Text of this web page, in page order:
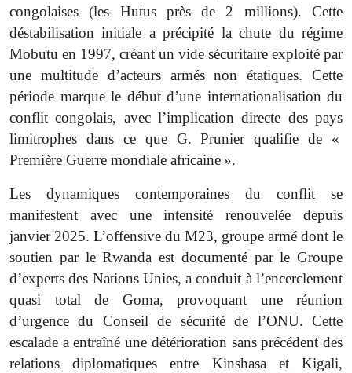
congolaises (les Hutus près de 2 millions). Cette
déstabilisation initiale a précipité la chute du régime
Mobutu en 1997, créant un vide sécuritaire exploité par
une multitude d’acteurs armés non étatiques. Cette
période marque le début d’une internationalisation du
conflit congolais, avec l’implication directe des pays
limitrophes dans ce que G. Prunier qualifie de «
Première Guerre mondiale africaine ».
Les dynamiques contemporaines du conflit se
manifestent avec une intensité renouvelée depuis
janvier 2025. L’offensive du M23, groupe armé dont le
soutien par le Rwanda est documenté par le Groupe
d’experts des Nations Unies, a conduit à l’encerclement
quasi total de Goma, provoquant une réunion
d’urgence du Conseil de sécurité de l’ONU. Cette
escalade a entraîné une détérioration sans précédent des
relations diplomatiques entre Kinshasa et Kigali,